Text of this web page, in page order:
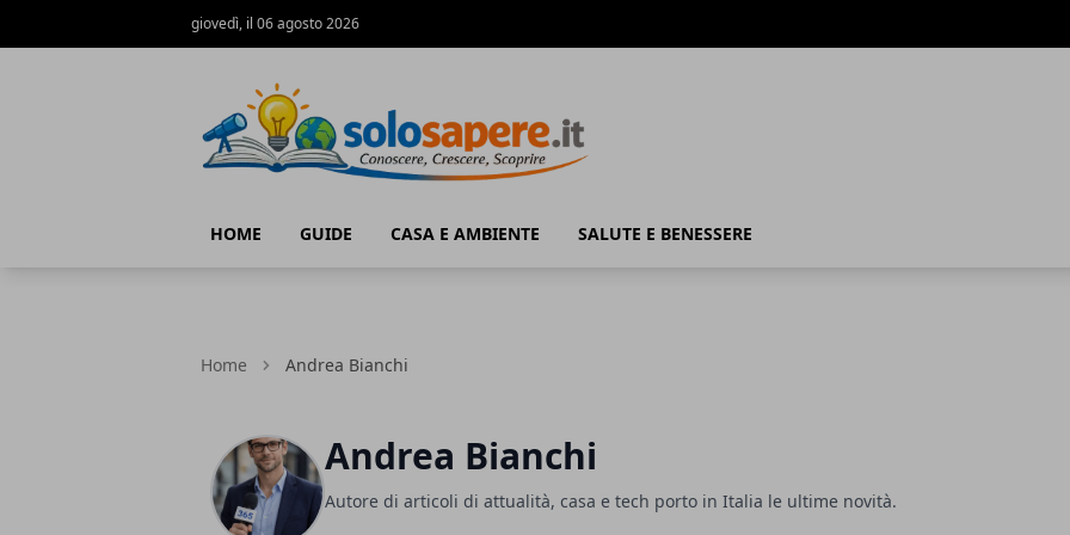
giovedì, il 06 agosto 2026
HOME GUIDE CASA E AMBIENTE SALUTE E BENESSERE
Home Andrea Bianchi
Andrea Bianchi
Autore di articoli di attualità, casa e tech porto in Italia le ultime novità.